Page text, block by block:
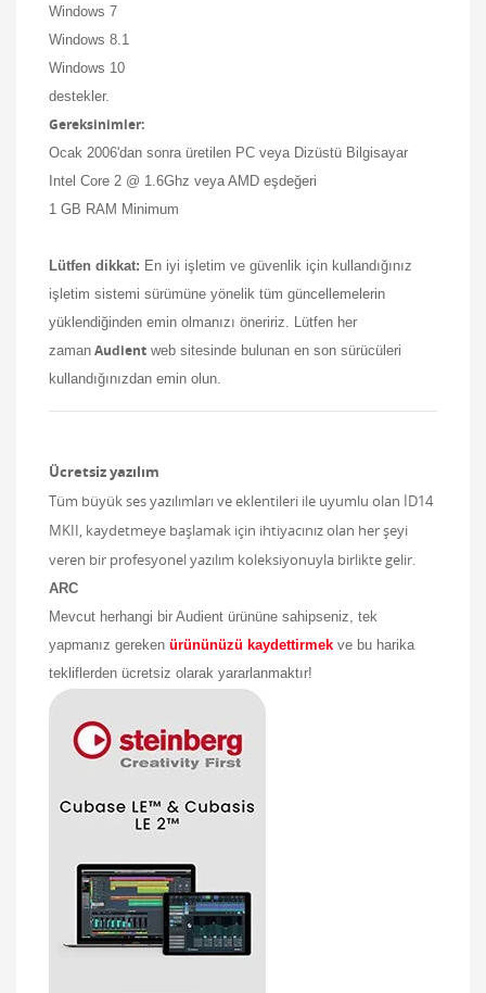
Windows 7
Windows 8.1
Windows 10
destekler.
Gereksinimler:
Ocak 2006'dan sonra üretilen PC veya Dizüstü Bilgisayar
Intel Core 2 @ 1.6Ghz veya AMD eşdeğeri
1 GB RAM Minimum
Lütfen dikkat: En iyi işletim ve güvenlik için kullandığınız
işletim sistemi sürümüne yönelik tüm güncellemelerin
yüklendiğinden emin olmanızı öneririz. Lütfen her
zaman Audient web sitesinde bulunan en son sürücüleri
kullandığınızdan emin olun.
Ücretsiz yazılım
Tüm büyük ses yazılımları ve eklentileri ile uyumlu olan İD14
MKII, kaydetmeye başlamak için ihtiyacınız olan her şeyi
veren bir profesyonel yazılım koleksiyonuyla birlikte gelir.
ARC
Mevcut herhangi bir Audient ürününe sahipseniz, tek
yapmanız gereken ürününüzü kaydettirmek ve bu harika
tekliflerden ücretsiz olarak yararlanmaktır!